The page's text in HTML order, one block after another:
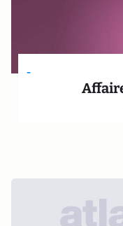
-